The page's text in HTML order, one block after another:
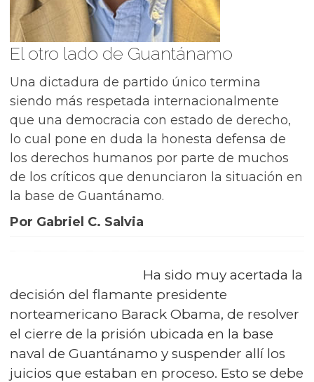
El otro lado de Guantánamo
Una dictadura de partido único termina
siendo más respetada internacionalmente
que una democracia con estado de derecho,
lo cual pone en duda la honesta defensa de
los derechos humanos por parte de muchos
de los críticos que denunciaron la situación en
la base de Guantánamo.
Por Gabriel C. Salvia
Ha sido muy acertada la
decisión del flamante presidente
norteamericano Barack Obama, de resolver
el cierre de la prisión ubicada en la base
naval de Guantánamo y suspender allí los
juicios que estaban en proceso. Esto se debe